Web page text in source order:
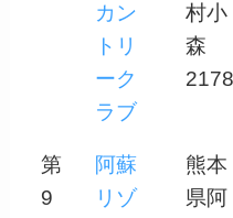
カン
トリ
ーク
ラブ
村小
森
2178
第
9
阿蘇
リゾ
熊本
県阿